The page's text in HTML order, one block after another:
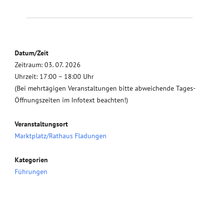
Datum/Zeit
Zeitraum: 03. 07. 2026
Uhrzeit: 17:00 – 18:00 Uhr
(Bei mehrtägigen Veranstaltungen bitte abweichende Tages-
Öffnungszeiten im Infotext beachten!)
Veranstaltungsort
Marktplatz/Rathaus Fladungen
Kategorien
Führungen